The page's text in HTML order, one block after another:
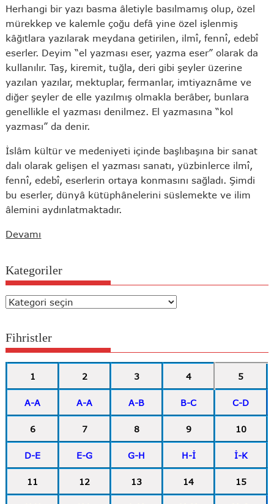
Herhangi bir yazı basma âletiyle basılmamış olup, özel
mürekkep ve kalemle çoğu defâ yine özel işlenmiş
kâğıtlara yazılarak meydana getirilen, ilmî, fennî, edebî
eserler. Deyim “el yazması eser, yazma eser” olarak da
kullanılır. Taş, kiremit, tuğla, deri gibi şeyler üzerine
yazılan yazılar, mektuplar, fermanlar, imtiyaznâme ve
diğer şeyler de elle yazılmış olmakla berâber, bunlara
genellikle el yazması denilmez. El yazmasına “kol
yazması” da denir.
İslâm kültür ve medeniyeti içinde başlıbaşına bir sanat
dalı olarak gelişen el yazması sanatı, yüzbinlerce ilmî,
fennî, edebî, eserlerin ortaya konmasını sağladı. Şimdi
bu eserler, dünyâ kütüphânelerini süslemekte ve ilim
âlemini aydınlatmaktadır.
Devamı
Kategoriler
Kategoriler
Fihristler
1 2 3 4 5
A-A A-A A-B B-C C-D
6 7 8 9 10
D-E E-G G-H H-İ İ-K
11 12 13 14 15